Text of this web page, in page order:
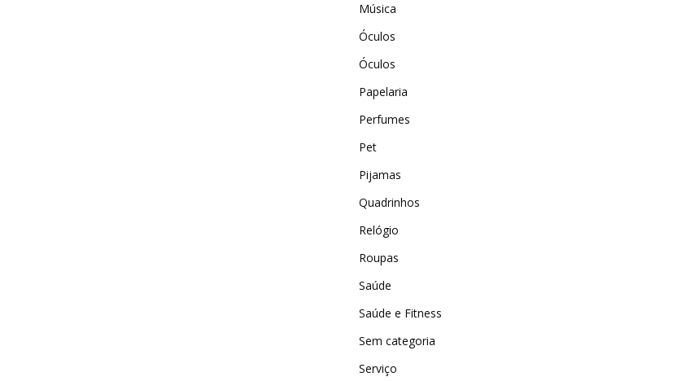
Música
Óculos
Óculos
Papelaria
Perfumes
Pet
Pijamas
Quadrinhos
Relógio
Roupas
Saúde
Saúde e Fitness
Sem categoria
Serviço